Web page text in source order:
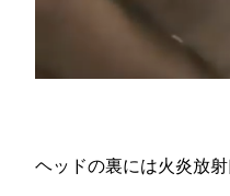
ヘッドの裏には火炎放